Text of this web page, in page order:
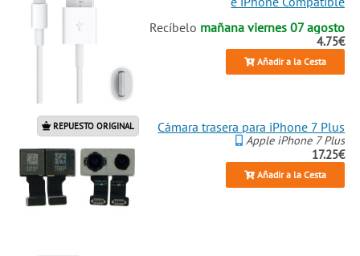
Recíbelo mañana viernes 07 agosto
4.75€
Añadir a la Cesta
REPUESTO ORIGINAL Cámara trasera para iPhone 7 Plus
Apple iPhone 7 Plus
17.25€
Añadir a la Cesta